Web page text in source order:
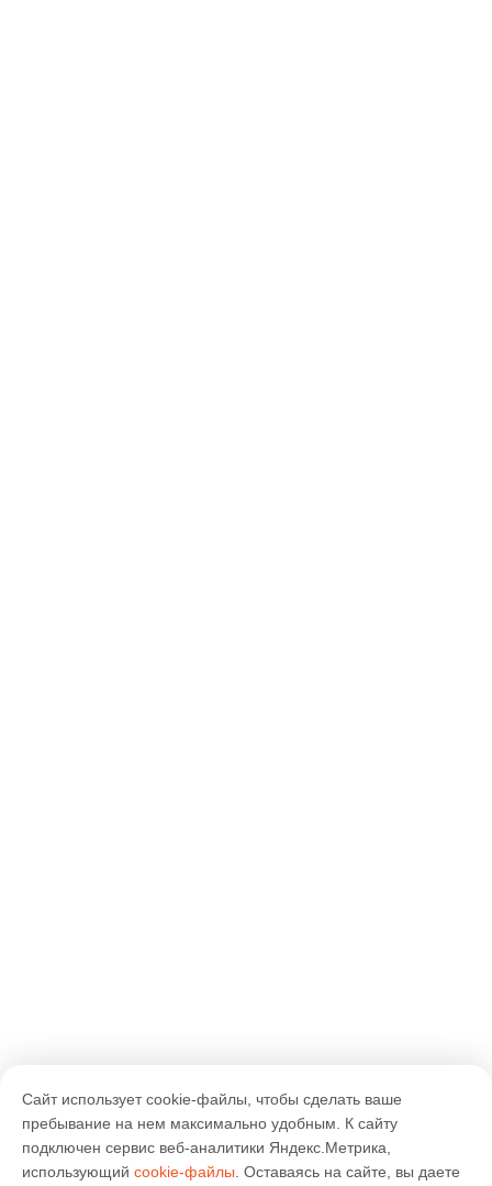
Сайт использует cookie-файлы, чтобы сделать ваше
пребывание на нем максимально удобным. К cайту
подключен сервис веб-аналитики Яндекс.Метрика,
использующий cookie-файлы . Оставаясь на сайте, вы даете